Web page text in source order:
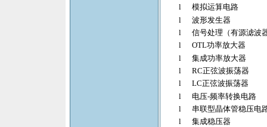
l
模拟运算电路
l
波形发生器
l
信号处理（有源滤波
l
OTL功率放大器
l
集成功率放大器
l
RC正弦波振荡器
l
LC正弦波振荡器
l
电压-频率转换电路
l
串联型晶体管稳压电
l
集成稳压器